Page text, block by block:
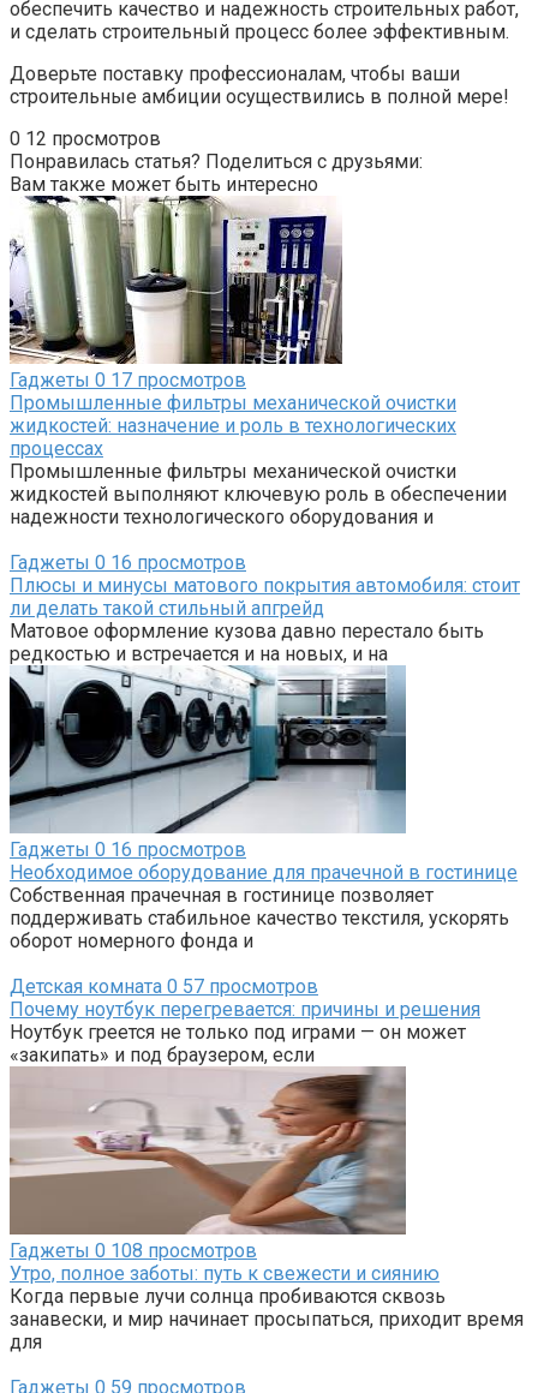
обеспечить качество и надежность строительных работ,
и сделать строительный процесс более эффективным.
Доверьте поставку профессионалам, чтобы ваши
строительные амбиции осуществились в полной мере!
0 12 просмотров
Понравилась статья? Поделиться с друзьями:
Вам также может быть интересно
Гаджеты 0 17 просмотров
Промышленные фильтры механической очистки
жидкостей: назначение и роль в технологических
процессах
Промышленные фильтры механической очистки
жидкостей выполняют ключевую роль в обеспечении
надежности технологического оборудования и
Гаджеты 0 16 просмотров
Плюсы и минусы матового покрытия автомобиля: стоит
ли делать такой стильный апгрейд
Матовое оформление кузова давно перестало быть
редкостью и встречается и на новых, и на
Гаджеты 0 16 просмотров
Необходимое оборудование для прачечной в гостинице
Собственная прачечная в гостинице позволяет
поддерживать стабильное качество текстиля, ускорять
оборот номерного фонда и
Детская комната 0 57 просмотров
Почему ноутбук перегревается: причины и решения
Ноутбук греется не только под играми — он может
«закипать» и под браузером, если
Гаджеты 0 108 просмотров
Утро, полное заботы: путь к свежести и сиянию
Когда первые лучи солнца пробиваются сквозь
занавески, и мир начинает просыпаться, приходит время
для
Гаджеты 0 59 просмотров